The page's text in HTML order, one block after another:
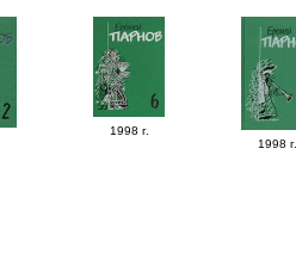
1998 г.
1998 г.